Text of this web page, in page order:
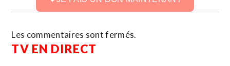
Les commentaires sont fermés.
TV EN DIRECT